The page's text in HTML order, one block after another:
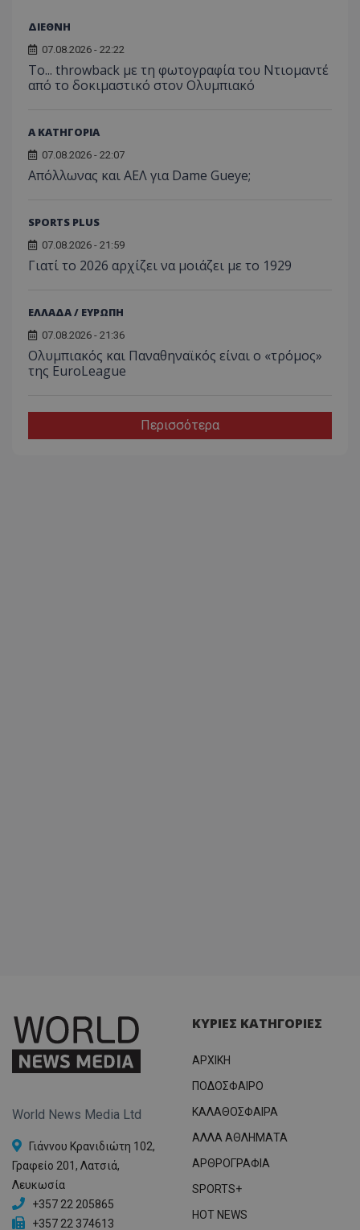
ΔΙΕΘΝΗ
07.08.2026 - 22:22
Το... throwback με τη φωτογραφία του Ντιομαντέ
από το δοκιμαστικό στον Ολυμπιακό
Α ΚΑΤΗΓΟΡΙΑ
07.08.2026 - 22:07
Απόλλωνας και ΑΕΛ για Dame Gueye;
SPORTS PLUS
07.08.2026 - 21:59
Γιατί το 2026 αρχίζει να μοιάζει με το 1929
ΕΛΛΑΔΑ / ΕΥΡΩΠΗ
07.08.2026 - 21:36
Ολυμπιακός και Παναθηναϊκός είναι ο «τρόμος»
της EuroLeague
Περισσότερα
World News Media Ltd
Γιάννου Κρανιδιώτη 102,
Γραφείο 201, Λατσιά,
Λευκωσία
+357 22 205865
+357 22 374613
ΚΥΡΙΕΣ ΚΑΤΗΓΟΡΙΕΣ
ΑΡΧΙΚΗ
ΠΟΔΟΣΦΑΙΡΟ
ΚΑΛΑΘΟΣΦΑΙΡΑ
ΑΛΛΑ ΑΘΛΗΜΑΤΑ
ΑΡΘΡΟΓΡΑΦΙΑ
SPORTS+
HOT NEWS